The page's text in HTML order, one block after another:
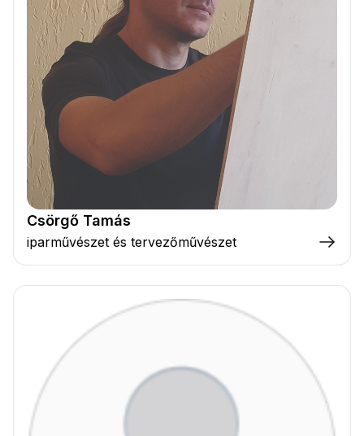
Csörgő Tamás
iparművészet és tervezőművészet